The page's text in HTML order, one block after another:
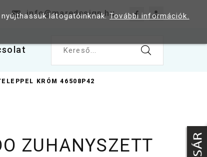
info@maredesign.hu
Kereső...
KRÓM 46508P42
ZUHANYSZETT
látogatóinknak.További információk.